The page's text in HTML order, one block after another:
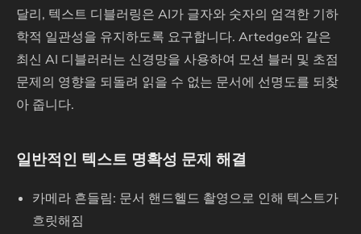
달리, 텍스트 디블러링은 AI가 글자와 숫자의 엄격한 기하
학적 일관성을 유지하도록 요구합니다. Artedge와 같은
최신 AI 디블러러는 신경망을 사용하여 모션 블러 및 초점
문제의 영향을 되돌려 읽을 수 없는 문서에 선명도를 되찾
아 줍니다.
일반적인 텍스트 명확성 문제 해결
카메라 흔들림: 문서 핸드헬드 촬영으로 인해 텍스트가
흐릿해짐